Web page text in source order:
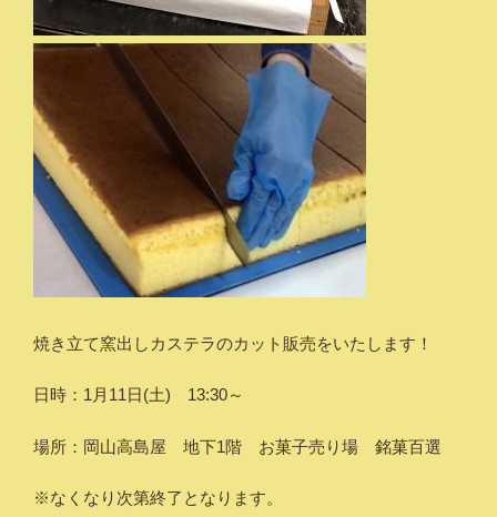
焼き立て窯出しカステラのカット販売をいたします！
日時：1月11日(土) 13:30～
場所：岡山高島屋 地下1階 お菓子売り場 銘菓百選
※なくなり次第終了となります。